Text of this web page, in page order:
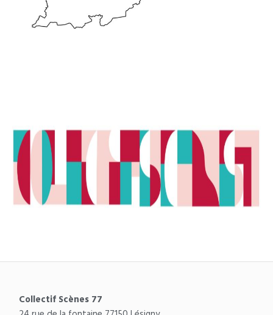
Collectif Scènes 77